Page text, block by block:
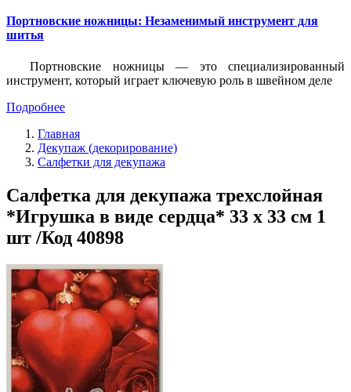
Портновские ножницы: Незаменимый инструмент для
шитья
Портновские ножницы — это специализированный
инструмент, который играет ключевую роль в швейном деле
Подробнее
Главная
Декупаж (декорирование)
Салфетки для декупажа
Салфетка для декупажа трехслойная
*Игрушка в виде сердца* 33 х 33 см 1
шт /Код 40898